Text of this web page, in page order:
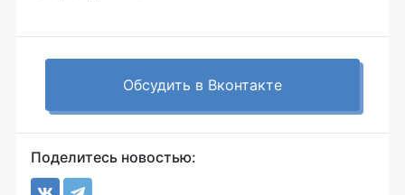
Обсудить в Вконтакте
Поделитесь новостью: